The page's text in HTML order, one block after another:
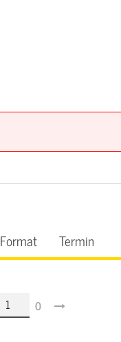
Format Termin
0